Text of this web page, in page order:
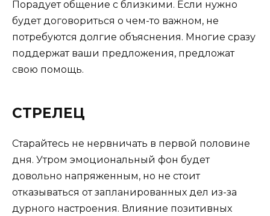
Порадует общение с близкими. Если нужно
будет договориться о чем-то важном, не
потребуются долгие объяснения. Многие сразу
поддержат ваши предложения, предложат
свою помощь.
СТРЕЛЕЦ
Старайтесь не нервничать в первой половине
дня. Утром эмоциональный фон будет
довольно напряженным, но не стоит
отказываться от запланированных дел из-за
дурного настроения. Влияние позитивных